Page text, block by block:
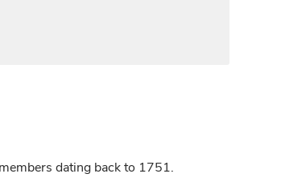
dating back to 1751.